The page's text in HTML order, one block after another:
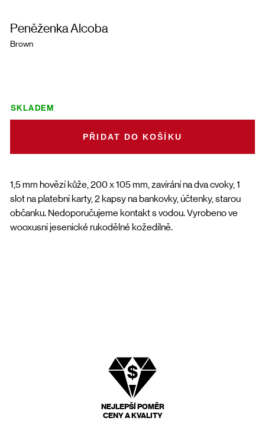
Peněženka Alcoba
Brown
1,5 mm hovězí kůže, 200 x 105 mm, zavírání na dva cvoky, 1
slot na platební karty, 2 kapsy na bankovky, účtenky, starou
občanku. Nedoporučujeme kontakt s vodou. Vyrobeno ve
wooxusní jesenické rukodělné kožedílně.
SKLADEM
DO KOŠÍKU
NEJLEPŠÍ POMĚR
CENY A KVALITY